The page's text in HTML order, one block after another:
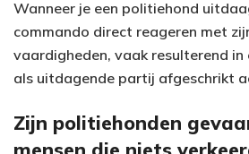
d
e
Wanneer je een politiehond
commando direct reageren met
vaardigheden, vaak resulterend
als uitdagende partij afgeschrikt
Zijn politiehonden
mensen die niets